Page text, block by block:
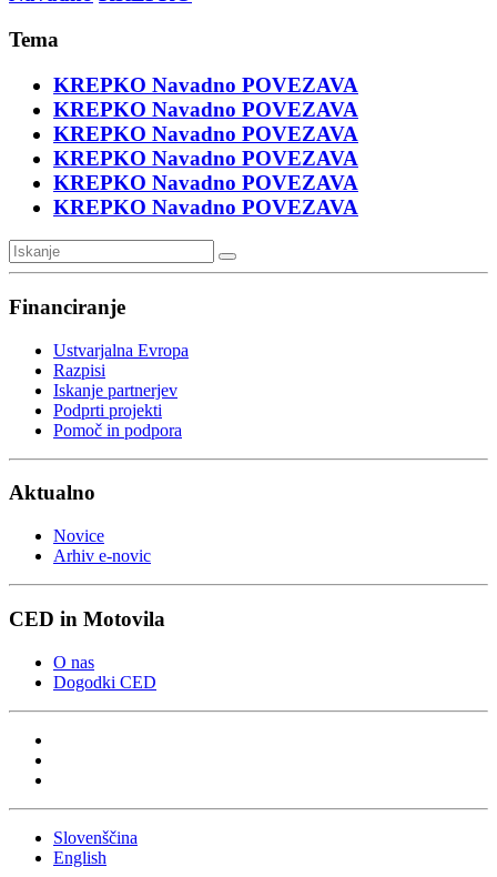
Tema
KREPKO Navadno POVEZAVA
KREPKO Navadno POVEZAVA
KREPKO Navadno POVEZAVA
KREPKO Navadno POVEZAVA
KREPKO Navadno POVEZAVA
KREPKO Navadno POVEZAVA
Financiranje
Ustvarjalna Evropa
Razpisi
Iskanje partnerjev
Podprti projekti
Pomoč in podpora
Aktualno
Novice
Arhiv e-novic
CED in Motovila
O nas
Dogodki CED
Slovenščina
English